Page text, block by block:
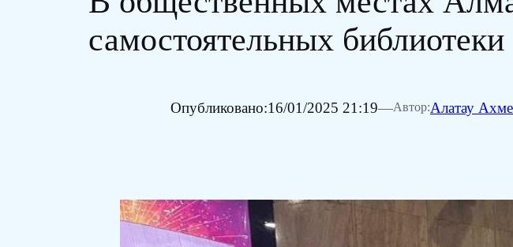
самостоятельных библиотеки
Опубликовано:16/01/2025 21:19—Автор:Алатау